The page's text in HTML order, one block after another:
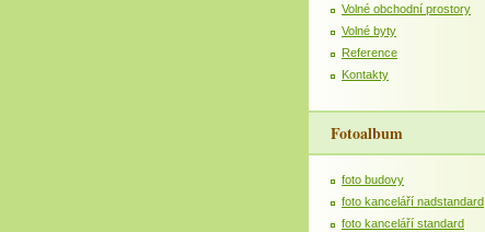
Volné obchodní prostory
Volné byty
Reference
Kontakty
Fotoalbum
foto budovy
foto kanceláří nadstandard
foto kanceláří standard